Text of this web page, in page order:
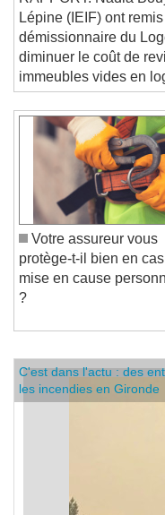
RAPPORT. Nadia
Lépine (IEIF) ont
démissionnaire du
diminuer le coût de
immeubles vides en
Votre assureur vous
protège-t-il bien en cas
mise en cause
C'est dans l'actu : des
les incendies en Gironde